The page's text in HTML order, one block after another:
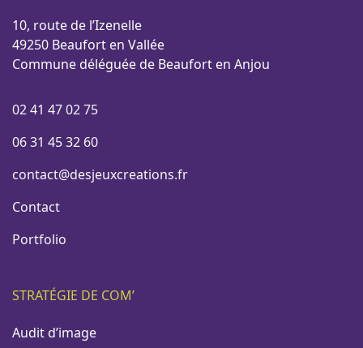
10, route de l’Izenelle
49250 Beaufort en Vallée
Commune déléguée de Beaufort en Anjou
02 41 47 02 75
06 31 45 32 60
contact@desjeuxcreations.fr
Contact
Portfolio
STRATÉGIE DE COM’
Audit d’image